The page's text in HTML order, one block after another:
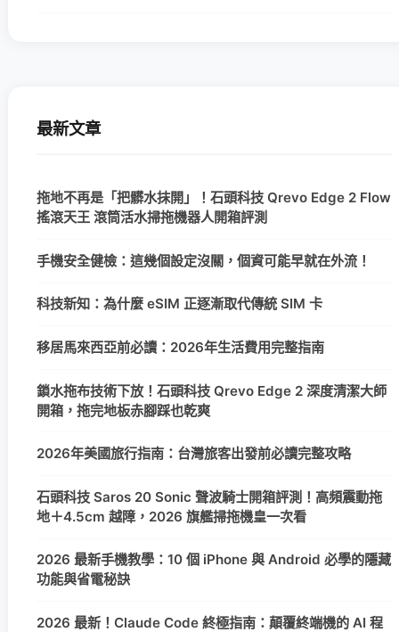
最新文章
拖地不再是「把髒水抹開」！石頭科技 Qrevo Edge 2 Flow
搖滾天王 滾筒活水掃拖機器人開箱評測
手機安全健檢：這幾個設定沒關，個資可能早就在外流！
科技新知：為什麼 eSIM 正逐漸取代傳統 SIM 卡
移居馬來西亞前必讀：2026年生活費用完整指南
鎖水拖布技術下放！石頭科技 Qrevo Edge 2 深度清潔大師
開箱，拖完地板赤腳踩也乾爽
2026年美國旅行指南：台灣旅客出發前必讀完整攻略
石頭科技 Saros 20 Sonic 聲波騎士開箱評測！高頻震動拖
地＋4.5cm 越障，2026 旗艦掃拖機皇一次看
2026 最新手機教學：10 個 iPhone 與 Android 必學的隱藏
功能與省電秘訣
2026 最新！Claude Code 終極指南：顛覆終端機的 AI 程